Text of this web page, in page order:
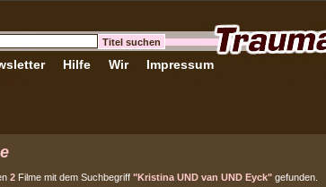
Hilfe Wir Impressum
2 Filme mit dem Suchbegriff "Kristina UND van UND Eyck" gefunden.